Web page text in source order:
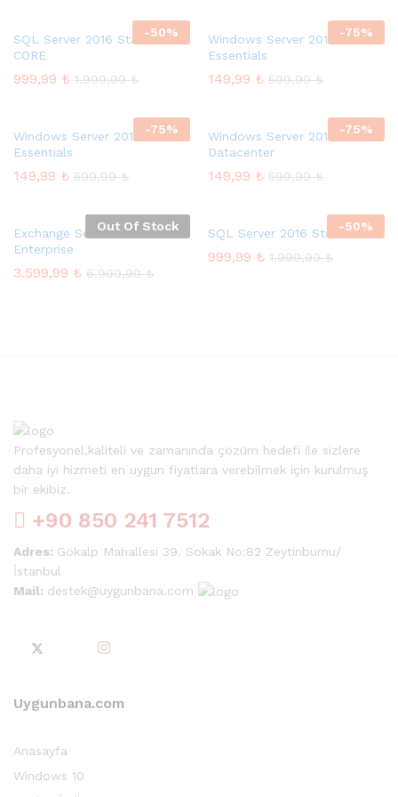
-50%
SQL Server 2016 Standard 2
CORE
999,99 ₺ 1.999,99₺
-75%
Windows Server 2012
Essentials
149,99 ₺ 599,99₺
-75%
Windows Server 2016
Essentials
149,99 ₺ 599,99₺
-75%
Windows Server 2012
Datacenter
149,99 ₺ 599,99₺
Out Of Stock
Exchange Server 2019
Enterprise
3.599,99 ₺ 6.999,99₺
-50%
SQL Server 2016 Standard
999,99 ₺ 1.999,99₺
Profesyonel,kaliteli ve zamanında çözüm hedefi ile sizlere
daha iyi hizmeti en uygun fiyatlara verebilmek için kurulmuş
bir ekibiz.
+90 850 241 7512
Adres: Gökalp Mahallesi 39. Sokak No:82 Zeytinburnu/
İstanbul
Mail: destek@uygunbana.com
Uygunbana.com
Anasayfa
Windows 10